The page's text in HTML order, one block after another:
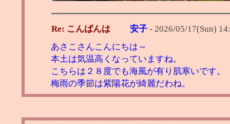
Re: こんばんは 安子 - 2026/05/17(Sun)
あさこさんこんにちは～
本土は気温高くなっていますね。
こちらは２８度でも海風が有り肌寒いです。
梅雨の季節は紫陽花が綺麗だわね。